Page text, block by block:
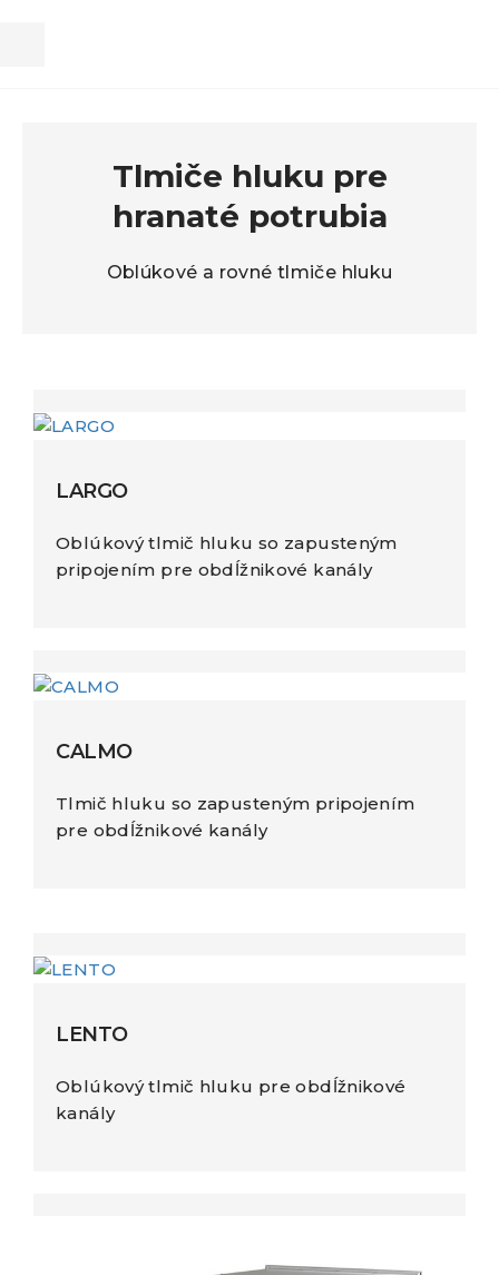
Tlmiče hluku pre
hranaté potrubia
Oblúkové a rovné tlmiče hluku
LARGO
Oblúkový tlmič hluku so zapusteným
pripojením pre obdĺžnikové kanály
CALMO
Tlmič hluku so zapusteným pripojením
pre obdĺžnikové kanály
LENTO
Oblúkový tlmič hluku pre obdĺžnikové
kanály